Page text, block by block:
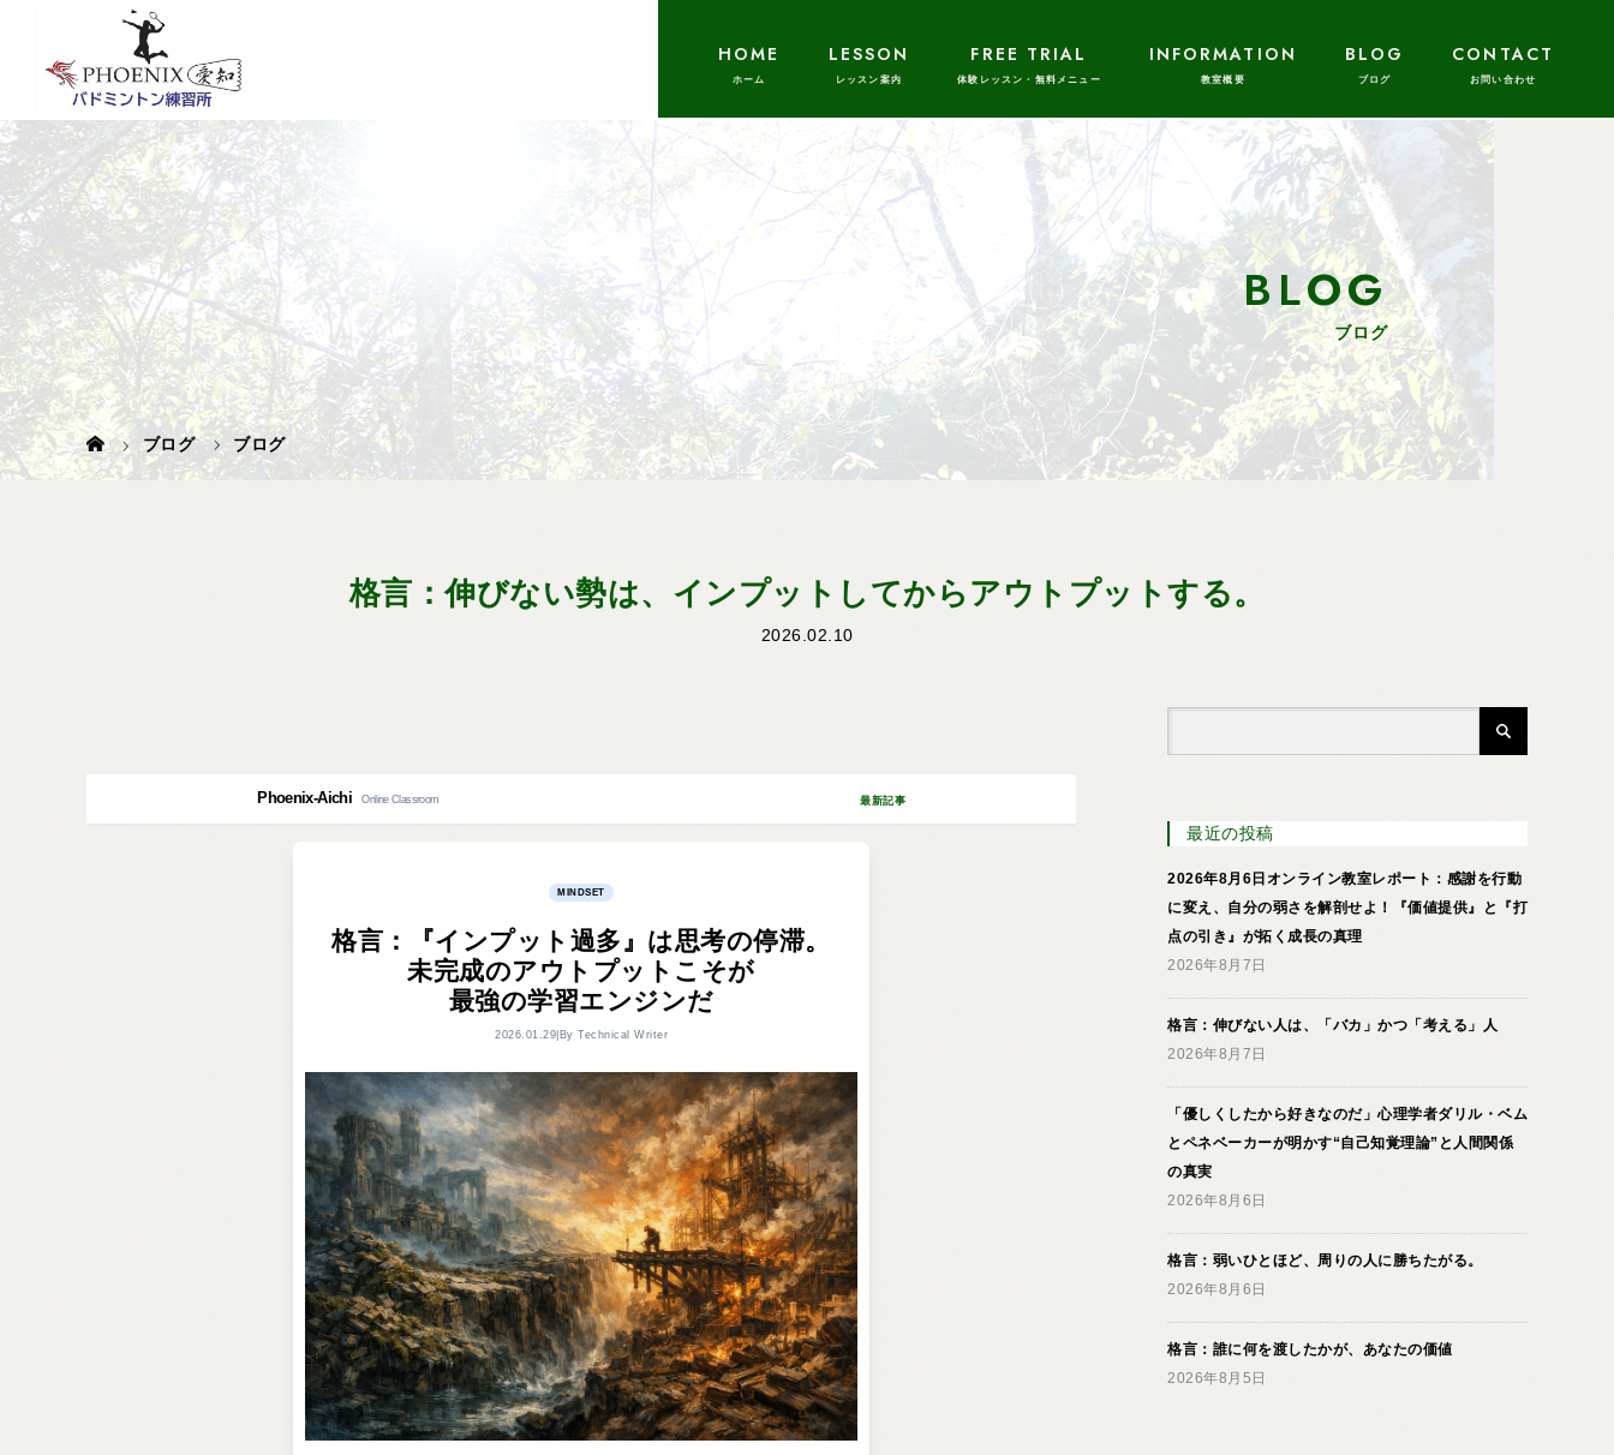
HOME LESSON FREE TRIAL INFORMATION BLOG CONTACT
BLOG
ブログ
ブログ ブログ
格言：伸びない勢は、インプットしてからアウトプットする。
2026.02.10
Phoenix-Aichi Online Classroom 最新記事
MINDSET
格言：『インプット過多』は思考の停滞。
未完成のアウトプットこそが
最強の学習エンジンだ
2026.01.29 |By Technical Writer
最近の投稿
2026年8月6日オンライン教室レポート：感謝を行動
に変え、自分の弱さを解剖せよ！『価値提供』と『打
点の引き』が拓く成長の真理
2026年8月7日
格言：伸びない人は、「バカ」かつ「考える」人
2026年8月7日
「優しくしたから好きなのだ」心理学者ダリル・ベム
とペネベーカーが明かす“自己知覚理論”と人間関係
の真実
2026年8月6日
格言：弱いひとほど、周りの人に勝ちたがる。
2026年8月6日
格言：誰に何を渡したかが、あなたの価値
2026年8月5日